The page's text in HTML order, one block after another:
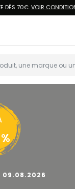
OFFERTE DÈS 70€.